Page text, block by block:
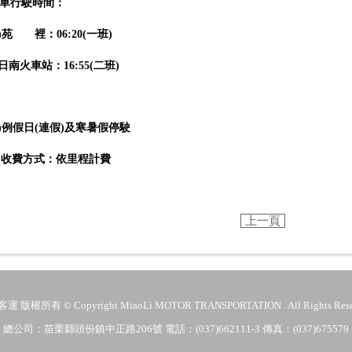
行駛時間：
苑 裡： 06:20(一班)
日南火車站： 16:55(二班)
例假日 (連假)及寒暑假停駛
費方式：依里程計費
上一頁
運 版權所有 © Copyright MiaoLi MOTOR TRANSPORTATION . All Rights
總公司：苗栗縣頭份鎮中正路206號 電話：(037)662111-3 傳真：(037)675579